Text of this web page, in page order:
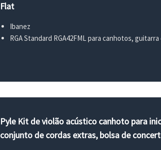
Flat
Ibanez
RGA Standard RGA42FML para canhotos,
Pyle Kit de violão acústico canhoto para
conjunto de cordas extras, bolsa de